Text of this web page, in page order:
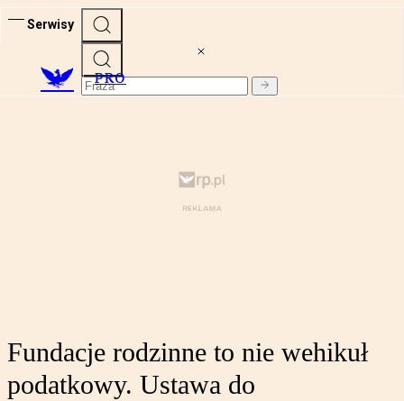
Serwisy
PRO
Fundacje rodzinne to nie wehikuł
podatkowy. Ustawa do